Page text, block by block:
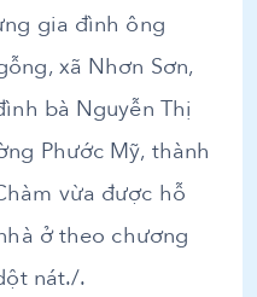
gia đình ông
xã Nhơn Sơn,
bà Nguyễn Thị
Phước Mỹ, thành
vừa được hỗ
ở theo chương
nát./.